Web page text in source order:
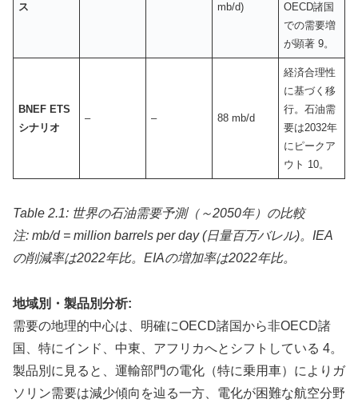
ス
mb/d)
OECD諸国
での需要増
が顕著 9。
BNEF ETS
シナリオ
– – 88 mb/d
経済合理性
に基づく移
行。石油需
要は2032年
にピークア
ウト 10。
Table 2.1: 世界の石油需要予測（～2050年）の比較
注: mb/d = million barrels per day (日量百万バレル)。IEA
の削減率は2022年比。EIAの増加率は2022年比。
地域別・製品別分析:
需要の地理的中心は、明確にOECD諸国から非OECD諸
国、特にインド、中東、アフリカへとシフトしている 4。
製品別に見ると、運輸部門の電化（特に乗用車）によりガ
ソリン需要は減少傾向を辿る一方、電化が困難な航空分野